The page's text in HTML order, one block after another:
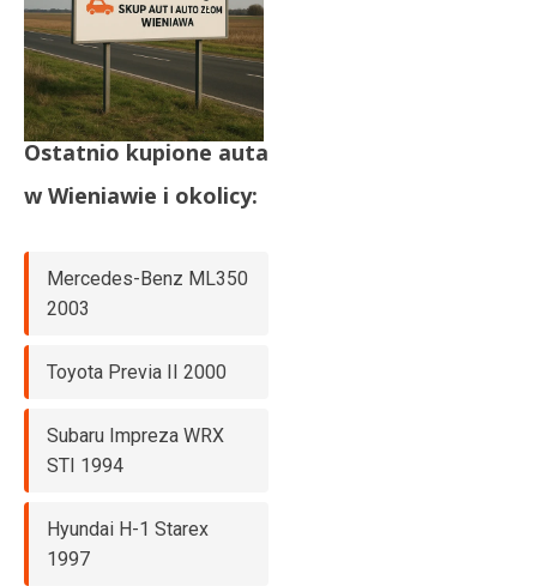
Ostatnio kupione auta
w Wieniawie i okolicy:
Mercedes-Benz ML350
2003
Toyota Previa II 2000
Subaru Impreza WRX
STI 1994
Hyundai H-1 Starex
1997